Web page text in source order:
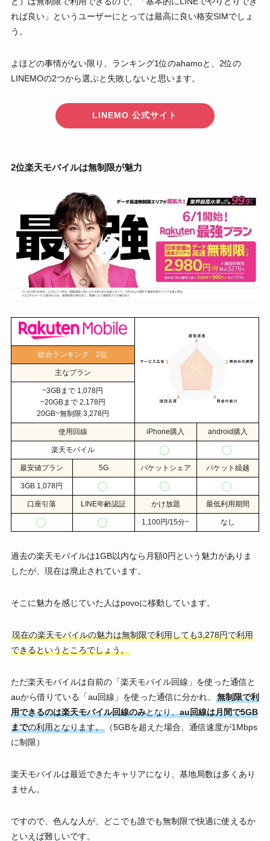
れば良い」というユーザーにとっては最高に良い格安SIMでしょ
う。
よほどの事情がない限り、ランキング1位のahamoと、2位の
LINEMOの2つから選ぶと失敗しないと思います。
LINEMO 公式サイト
2位楽天モバイルは無制限が魅力
総合ランキング 2位
主なプラン
~3GBまで 1,078円
~20GBまで 2,178円
20GB~無制限 3,278円
使用回線 iPhone購入 android購入
楽天モバイル
最安値プラン 5G パケットシェア パケット繰越
3GB 1,078円
口座引落 LINE年齢認証 かけ放題 最低利用期間
1,100円/15分~ なし
過去の楽天モバイルは1GB以内なら月額0円という魅力がありま
したが、現在は廃止されています。
そこに魅力を感じていた人はpovoに移動しています。
現在の楽天モバイルの魅力は無制限で利用しても3,278円で利用
できるというところでしょう。
ただ楽天モバイルは自前の「楽天モバイル回線」を使った通信と
auから借りている「au回線」を使った通信に分かれ、
無制限で利
用できるのは楽天モバイル回線のみとなり、au回線は月間で5GB
までの利用となります。（5GBを超えた場合、通信速度が1Mbps
に制限）
楽天モバイルは最近できたキャリアになり、基地局数は多くあり
ません。
ですので、色んな人が、どこでも誰でも無制限で快適に使えるか
といえば難しいです。